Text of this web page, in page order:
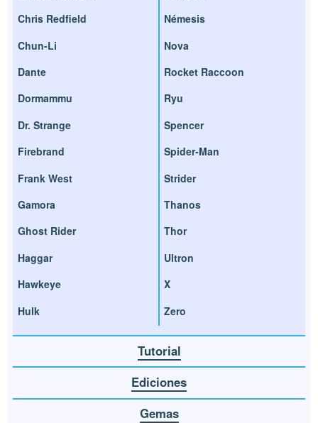
Chris Redfield
Chun-Li
Dante
Dormammu
Dr. Strange
Firebrand
Frank West
Gamora
Ghost Rider
Haggar
Hawkeye
Hulk
Némesis
Nova
Rocket Raccoon
Ryu
Spencer
Spider-Man
Strider
Thanos
Thor
Ultron
X
Zero
Tutorial
Ediciones
Gemas